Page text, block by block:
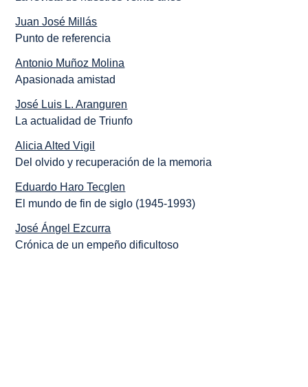
Juan José Millás
Punto de referencia
Antonio Muñoz Molina
Apasionada amistad
José Luis L. Aranguren
La actualidad de Triunfo
Alicia Alted Vigil
Del olvido y recuperación de la memoria
Eduardo Haro Tecglen
El mundo de fin de siglo (1945-1993)
José Ángel Ezcurra
Crónica de un empeño dificultoso